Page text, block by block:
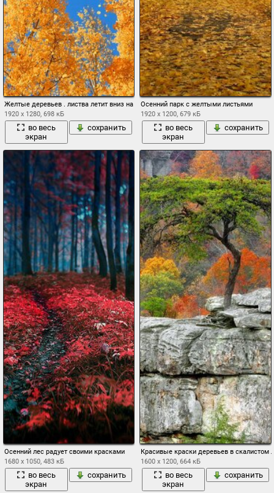
Желтые деревьев . листва летит вниз на фоне ярко голубого неба
1920 x 1280, 698 кБ
во весь
экран
сохранить
Осенний парк с желтыми листьями
1920 x 1200, 679 кБ
во весь
экран
сохранить
Осенний лес радует своими красками
1680 x 1050, 483 кБ
во весь
экран
сохранить
Красивые краски деревьев в скалистом
1600 x 1200, 664 кБ
во весь
экран
сохранить